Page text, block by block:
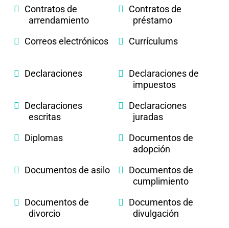
Contratos de
arrendamiento
Contratos de
préstamo
Correos electrónicos
Currículums
Declaraciones
Declaraciones de
impuestos
Declaraciones
escritas
Declaraciones
juradas
Diplomas
Documentos de
adopción
Documentos de asilo
Documentos de
cumplimiento
Documentos de
divorcio
Documentos de
divulgación